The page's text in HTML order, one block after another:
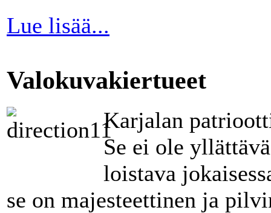
Lue lisää...
Valokuvakiertueet
Karjalan
Se ei ole
loistava
se on majesteettinen ja